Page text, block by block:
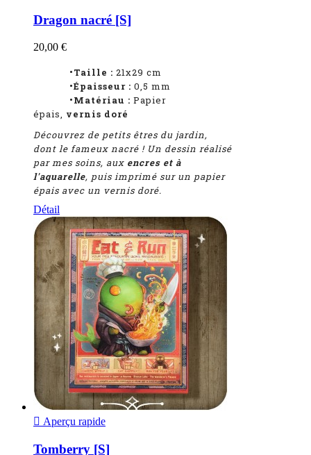
Dragon nacré [S]
20,00 €
•Taille : 21x29 cm
•Épaisseur : 0,5 mm
•Matériau : Papier
épais, vernis doré
Découvrez de petits êtres du jardin,
dont le fameux nacré ! Un dessin réalisé
par mes soins, aux encres et à
l'aquarelle, puis imprimé sur un papier
épais avec un vernis doré.
Détail
 Aperçu rapide
Tomberry [S]